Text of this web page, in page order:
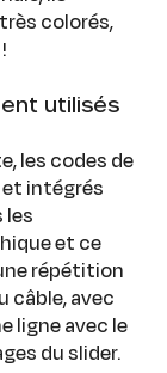
colorés,
utilisés
les codes de
intégrés
les
et ce
répétition
câble, avec
ligne avec le
du slider.